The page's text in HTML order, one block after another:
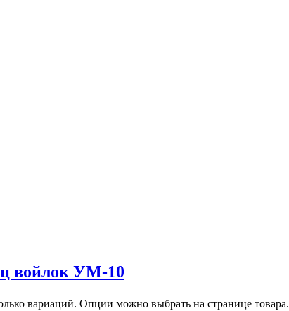
войлок УМ-10
вариаций. Опции можно выбрать на странице товара.